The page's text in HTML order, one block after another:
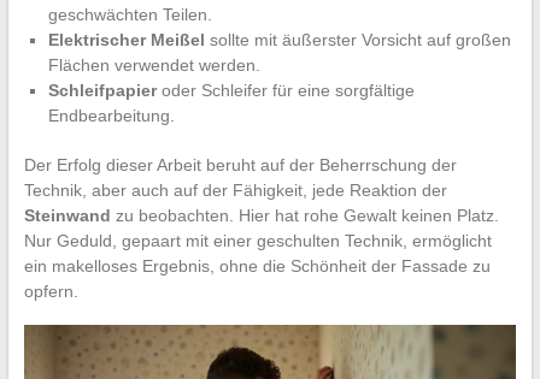
geschwächten Teilen.
Elektrischer Meißel sollte mit äußerster Vorsicht auf großen
Flächen verwendet werden.
Schleifpapieroder Schleifer für eine sorgfältige
Endbearbeitung.
Der Erfolg dieser Arbeit beruht auf der Beherrschung der
Technik, aber auch auf der Fähigkeit, jede Reaktion der
Steinwand zu beobachten. Hier hat rohe Gewalt keinen Platz.
Nur Geduld, gepaart mit einer geschulten Technik, ermöglicht
ein makelloses Ergebnis, ohne die Schönheit der Fassade zu
opfern.